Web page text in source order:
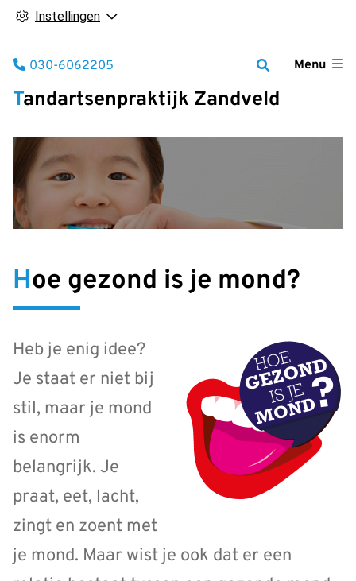
Instellingen
Tandartsenpraktijk Zandveld
Menu
Tel:
030-6062205
Hoe gezond is je mond?
Heb je enig idee?
Je staat er niet bij
stil, maar je mond
is enorm
belangrijk. Je
praat, eet, lacht,
zingt en zoent met
je mond. Maar wist je ook dat er een